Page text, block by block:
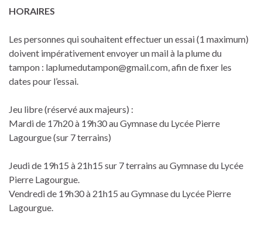
HORAIRES
Les personnes qui souhaitent effectuer un essai (1 maximum)
doivent impérativement envoyer un mail à la plume du
tampon : laplumedutampon@gmail.com, afin de fixer les
dates pour l’essai.
Jeu libre (réservé aux majeurs) :
Mardi de 17h20 à 19h30 au Gymnase du Lycée Pierre
Lagourgue (sur 7 terrains)
Jeudi de 19h15 à 21h15 sur 7 terrains au Gymnase du Lycée
Pierre Lagourgue.
Vendredi de 19h30 à 21h15 au Gymnase du Lycée Pierre
Lagourgue.